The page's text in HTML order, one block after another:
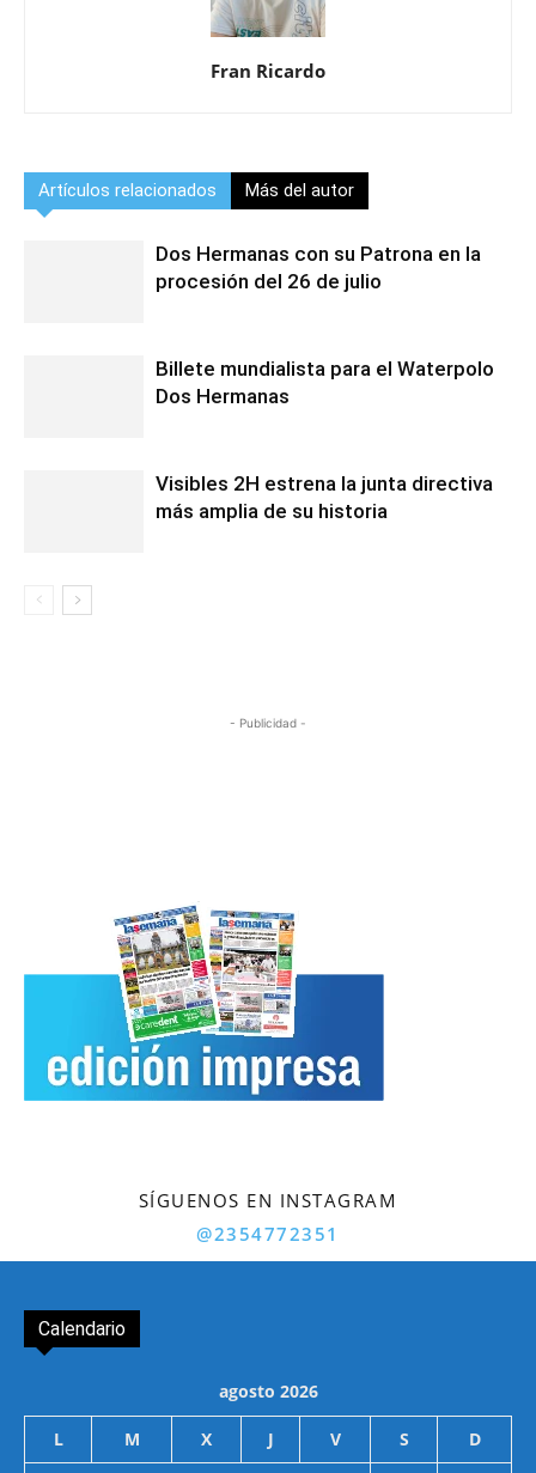
Fran Ricardo
Artículos relacionados Más del autor
Dos Hermanas con su Patrona en la
procesión del 26 de julio
Billete mundialista para el Waterpolo
Dos Hermanas
Visibles 2H estrena la junta directiva
más amplia de su historia
- Publicidad -
SÍGUENOS EN INSTAGRAM
@2354772351
Calendario
agosto 2026
L M X J V S D